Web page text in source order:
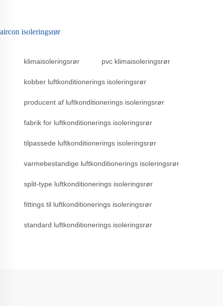
aircon isoleringsrør
klimaisoleringsrør pvc klimaisoleringsrør
kobber luftkonditionerings isoleringsrør
producent af luftkonditionerings isoleringsrør
fabrik for luftkonditionerings isoleringsrør
tilpassede luftkonditionerings isoleringsrør
varmebestandige luftkonditionerings isoleringsrør
split-type luftkonditionerings isoleringsrør
fittings til luftkonditionerings isoleringsrør
standard luftkonditionerings isoleringsrør